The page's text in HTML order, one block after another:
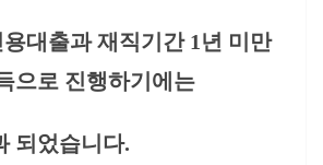
대출과 재직기간 1년 미만
으로 진행하기에는
되었습니다.